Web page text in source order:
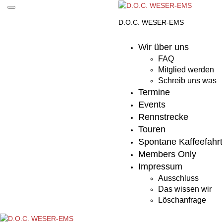
Skip
D.O.C. WESER-EMS
Wir über uns
FAQ
Mitglied werden
Schreib uns was
Termine
Events
Rennstrecke
Touren
Spontane
Members Only
Impressum
Ausschluss
Das wissen wir
Löschanfrage